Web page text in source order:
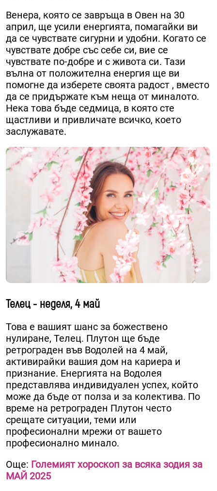
Венера, която се завръща в Овен на 30
април, ще усили енергията, помагайки ви
да се чувствате сигурни и удобни. Когато се
чувствате добре със себе си, вие се
чувствате по-добре и с живота си. Тази
вълна от положителна енергия ще ви
помогне да изберете своята радост , вместо
да се придържате към неща от миналото.
Нека това бъде седмица, в която сте
щастливи и привличате всичко, което
заслужавате.
Телец - неделя, 4 май
Това е вашият шанс за божествено
нулиране, Телец. Плутон ще бъде
ретрограден във Водолей на 4 май,
активирайки вашия дом на кариера и
признание. Енергията на Водолея
представлява индивидуален успех, който
може да бъде от полза и за колектива. По
време на ретрограден Плутон често
срещате ситуации, теми или
професионални мрежи от вашето
професионално минало.
Още: Големият хороскоп за всяка зодия за
МАЙ 2025